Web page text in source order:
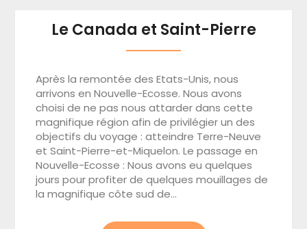
Le Canada et Saint-Pierre
Après la remontée des Etats-Unis, nous
arrivons en Nouvelle-Ecosse. Nous avons
choisi de ne pas nous attarder dans cette
magnifique région afin de privilégier un des
objectifs du voyage : atteindre Terre-Neuve
et Saint-Pierre-et-Miquelon. Le passage en
Nouvelle-Ecosse : Nous avons eu quelques
jours pour profiter de quelques mouillages de
la magnifique côte sud de…